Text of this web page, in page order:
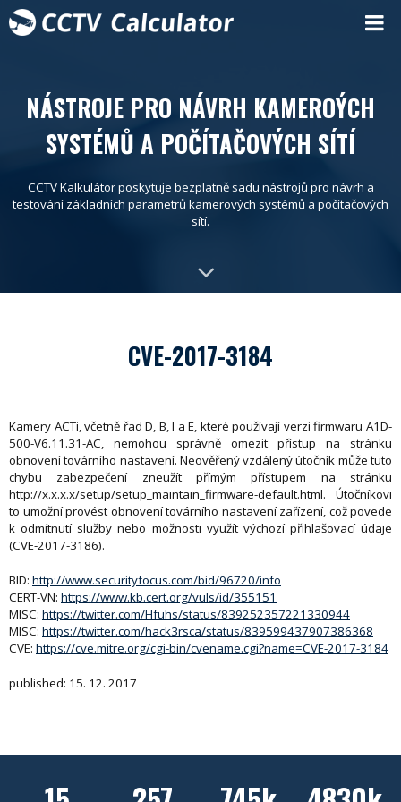
NÁSTROJE PRO NÁVRH KAMEROÝCH
SYSTÉMŮ A POČÍTAČOVÝCH SÍTÍ
CCTV Kalkulátor poskytuje bezplatně sadu nástrojů pro návrh a
testování základních parametrů kamerových systémů a počítačových
sítí.
CVE-2017-3184
Kamery ACTi, včetně řad D, B, I a E, které používají verzi firmwaru A1D-
500-V6.11.31-AC, nemohou správně omezit přístup na stránku
obnovení továrního nastavení. Neověřený vzdálený útočník může tuto
chybu zabezpečení zneužít přímým přístupem na stránku
http://x.x.x.x/setup/setup_maintain_firmware-default.html. Útočníkovi
to umožní provést obnovení továrního nastavení zařízení, což povede
k odmítnutí služby nebo možnosti využít výchozí přihlašovací údaje
(CVE-2017-3186).
BID: http://www.securityfocus.com/bid/96720/info
CERT-VN: https://www.kb.cert.org/vuls/id/355151
MISC: https://twitter.com/Hfuhs/status/839252357221330944
MISC: https://twitter.com/hack3rsca/status/839599437907386368
CVE: https://cve.mitre.org/cgi-bin/cvename.cgi?name=CVE-2017-3184
published: 15. 12. 2017